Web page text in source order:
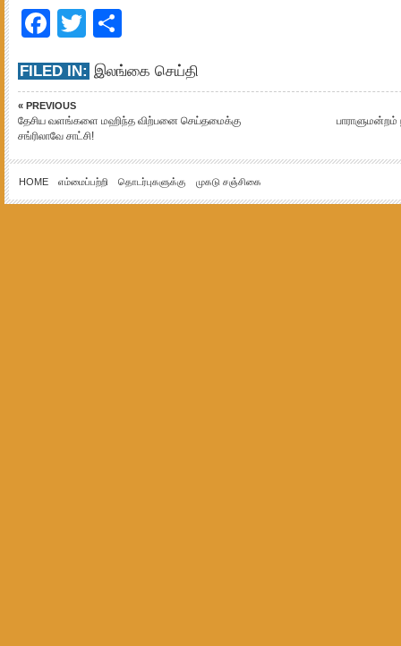
Facebook
Twitter
FILED IN: இலங்கை செய்தி
« PREVIOUS
தேசிய வளங்களை மஹிந்த விற்பனை செய்தமைக்கு
சங்ரிலாவே சாட்சி!
HOME எம்மைப்பற்றி தொடர்புகளுக்கு முகடு சஞ்சிகை